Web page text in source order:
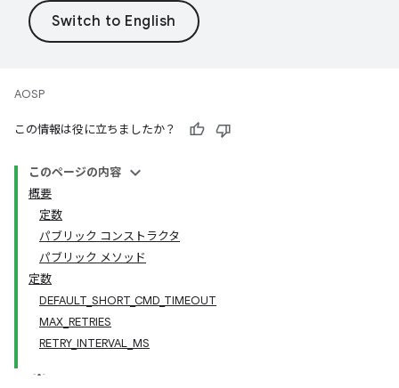
AOSP
この情報は役に立ちましたか？
このページの内容
概要
定数
パブリック コンストラクタ
パブリック メソッド
定数
DEFAULT_SHORT_CMD_TIMEOUT
MAX_RETRIES
RETRY_INTERVAL_MS